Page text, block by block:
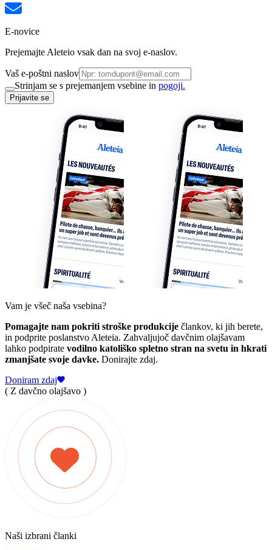
E-novice
Prejemajte Aleteio vsak dan na svoj e-naslov.
Vaš e-poštni naslov
Strinjam se s prejemanjem vsebine in pogoji.
Prijavite se
Vam je všeč naša vsebina?
Pomagajte nam pokriti stroške produkcije člankov, ki jih berete,
in podprite poslanstvo Aleteia. Zahvaljujoč davčnim olajšavam
lahko podpirate vodilno katoliško spletno stran na svetu in hkrati
zmanjšate svoje davke. Donirajte zdaj.
Doniram zdaj
( Z davčno olajšavo )
Naši izbrani članki